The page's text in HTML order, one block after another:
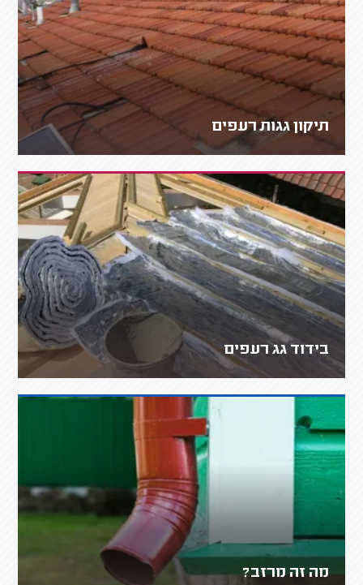
תיקון גגות רעפים
בידוד גג רעפים
מה זה מרזב?